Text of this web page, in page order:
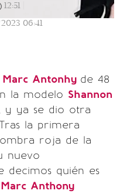
12:51
06:41
Marc Antonhy de 48
la modelo Shannon
y ya se dio otra
la primera
roja de la
nuevo
decimos quién es
Anthony